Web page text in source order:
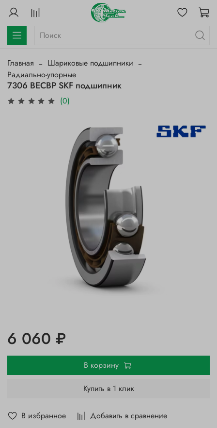
Главная
Шариковые подшипники
Радиально-упорные
7306 BECBP SKF подшипник
(0)
В избранное Добавить в сравнение
6 060 ₽
В корзину
Купить в 1 клик